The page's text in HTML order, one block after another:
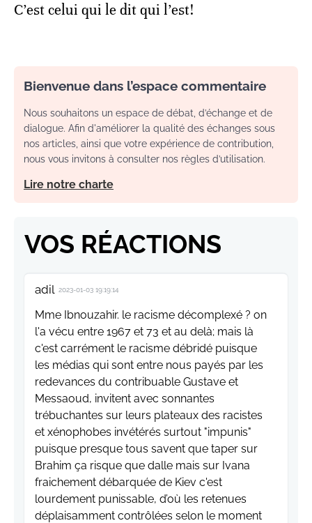
C’est celui qui le dit qui l’est!
Bienvenue dans l’espace commentaire
Nous souhaitons un espace de débat, d’échange et de
dialogue. Afin d'améliorer la qualité des échanges sous
nos articles, ainsi que votre expérience de contribution,
nous vous invitons à consulter nos règles d’utilisation.
Lire notre charte
VOS RÉACTIONS
adil 2023-01-03 19:19:14
Mme Ibnouzahir. le racisme décomplexé ? on
l'a vécu entre 1967 et 73 et au delà; mais là
c'est carrément le racisme débridé puisque
les médias qui sont entre nous payés par les
redevances du contribuable Gustave et
Messaoud, invitent avec sonnantes
trébuchantes sur leurs plateaux des racistes
et xénophobes invétérés surtout "impunis"
puisque presque tous savent que taper sur
Brahim ça risque que dalle mais sur Ivana
fraichement débarquée de Kiev c'est
lourdement punissable, d’où les retenues
déplaisamment contrôlées selon le moment